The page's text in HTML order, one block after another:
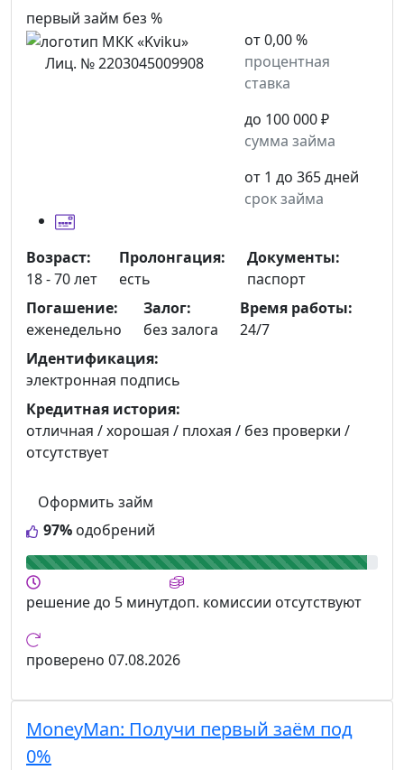
первый займ без %
Лиц. № 2203045009908
от 0,00 %
процентная
ставка
до 100 000 ₽
сумма займа
от 1 до 365 дней
срок займа
97% одобрений
Оформить займ
Возраст:
18 - 70 лет
Пролонгация:
есть
Документы:
паспорт
Погашение:
еженедельно
Залог:
без залога
Время работы:
24/7
Идентификация:
электронная подпись
Кредитная история:
отличная / хорошая / плохая / без проверки /
отсутствует
решениедо 5 минутдоп. комиссии отсутствуют
проверено 07.08.2026
MoneyMan: Получи первый заём под
0%